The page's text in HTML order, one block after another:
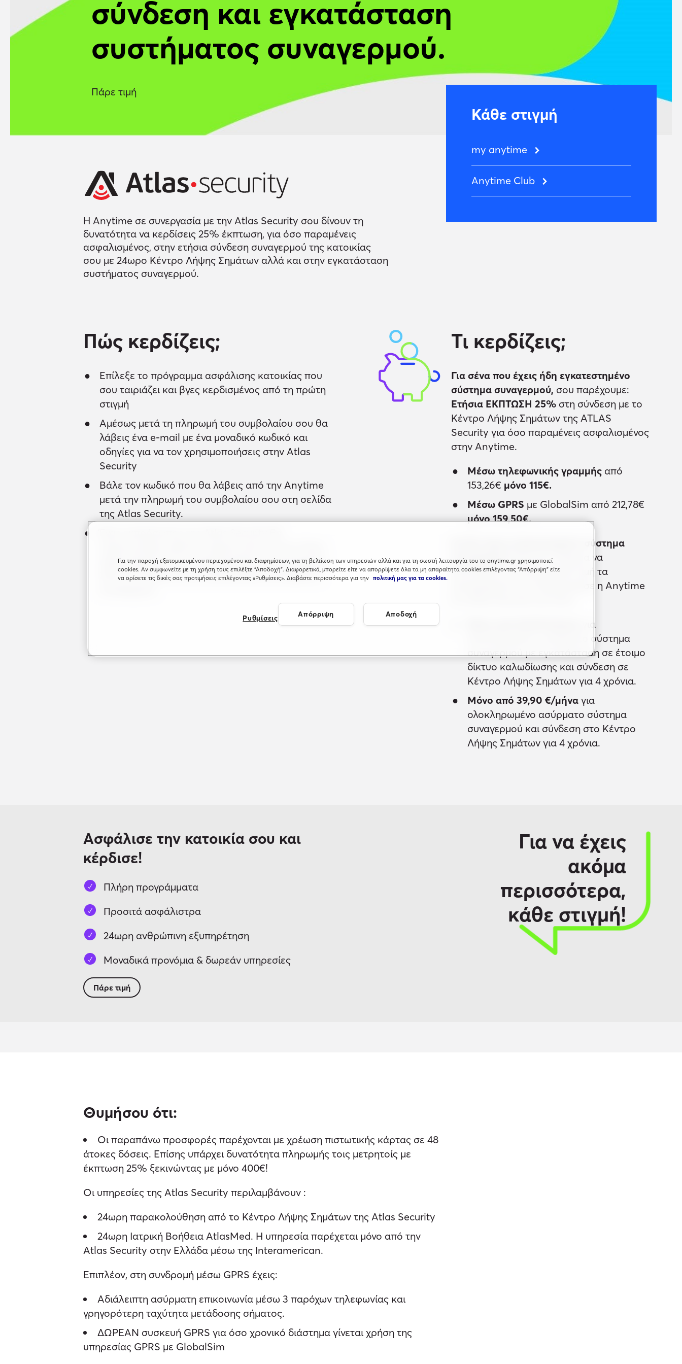
σύνδεση και εγκατάσταση
συστήματος συναγερμού.
Πάρε τιμή
Κάθε στιγμή
my anytime
Anytime Club
H Anytime σε συνεργασία με την Atlas Security σου δίνουν τη
δυνατότητα να κερδίσεις 25% έκπτωση, για όσο παραμένεις
ασφαλισμένος, στην ετήσια σύνδεση συναγερμού της κατοικίας
σου με 24ωρο Κέντρο Λήψης Σημάτων αλλά και στην εγκατάσταση
συστήματος συναγερμού.
Πώς κερδίζεις;
Επίλεξε το πρόγραμμα ασφάλισης κατοικίας που
σου ταιριάζει και βγες κερδισμένος από τη πρώτη
στιγμή
Αμέσως μετά τη πληρωμή του συμβολαίου σου θα
λάβεις ένα e-mail με ένα μοναδικό κωδικό και
οδηγίες για να τον χρησιμοποιήσεις στην Atlas
Security
Βάλε τον κωδικό που θα λάβεις από την Anytime
μετά την πληρωμή του συμβολαίου σου στη σελίδα
της Atlas Security.
κάθε απορία και να ενεργοποιήσεις τη προσφορά
25% σε σύνδεση ή και εγκατάσταση συστήματος
Τι κερδίζεις;
Για σένα που έχεις ήδη εγκατεστημένο
σύστημα συναγερμού, σου παρέχουμε:
Ετήσια ΕΚΠΤΩΣΗ 25% στη σύνδεση με το
Κέντρο Λήψης Σημάτων της ATLAS
Security για όσο παραμένεις ασφαλισμένος
στην Anytime.
Μέσω τηλεφωνικής γραμμής από
153,26€ μόνο 115€.
Μέσω GPRS με GlobalSim από 212,78€
μόνο 159,50€.
Αν δεν έχεις εγκατεστημένο σύστημα
συναγερμούφρόντισε σήμερα να
αποκτήσεις σε προνομιακή τιμή τα
προγράμματα που δημιούργησε η Anytime
για
ολοκληρωμένο ενσύρματο σύστημα
συναγερμού με εγκατάσταση σε έτοιμο
δίκτυο καλωδίωσης και σύνδεση σε
Κέντρο Λήψης Σημάτων για 4 χρόνια.
Μόνο από 39,90 €/μήνα για
ολοκληρωμένο ασύρματο σύστημα
συναγερμού και σύνδεση στο Κέντρο
Λήψης Σημάτων για 4 χρόνια.
Ασφάλισε την κατοικία σου και
κέρδισε!
Πλήρη προγράμματα
Προσιτά ασφάλιστρα
24ωρη ανθρώπινη εξυπηρέτηση
Μοναδικά προνόμια & δωρεάν υπηρεσίες
Πάρε τιμή
Για να έχεις
ακόμα
περισσότερα,
κάθε στιγμή!
Θυμήσου ότι:
Οι παραπάνω προσφορές παρέχονται με χρέωση πιστωτικής κάρτας σε 48
άτοκες δόσεις. Επίσης υπάρχει δυνατότητα πληρωμής τοις μετρητοίς με
έκπτωση 25% ξεκινώντας με μόνο 400€!
Οι υπηρεσίες της Atlas Security περιλαμβάνουν :
24ωρη παρακολούθηση από το Κέντρο Λήψης Σημάτων της Atlas Security
24ωρη Ιατρική Βοήθεια AtlasMed. Η υπηρεσία παρέχεται μόνο από την
Atlas Security στην Ελλάδα μέσω της Interamerican.
Επιπλέον, στη συνδρομή μέσω GPRS έχεις:
Αδιάλειπτη ασύρματη επικοινωνία μέσω 3 παρόχων τηλεφωνίας και
γρηγορότερη ταχύτητα μετάδοσης σήματος.
ΔΩΡΕΑΝ συσκευή GPRS για όσο χρονικό διάστημα γίνεται χρήση της
υπηρεσίας GPRS με GlobalSim
Για την παροχή εξατομικευμένου περιεχομένου και διαφημίσεων, για τη βελτίωση των υπηρεσιών αλλά και για τη σωστή λειτουργία του το anytime.gr χρησιμοποιεί
cookies. Αν συμφωνείτε με τη χρήση τους επιλέξτε “Αποδοχή”. Διαφορετικά, μπορείτε είτε να απορρίψετε όλα τα μη απαραίτητα cookies επιλέγοντας “Απόρριψη” είτε
να ορίσετε τις δικές σας προτιμήσεις επιλέγοντας «Ρυθμίσεις». Διαβάστε περισσότερα για την πολιτική μας για τα cookies.
Ρυθμίσεις Απόρριψη Αποδοχή